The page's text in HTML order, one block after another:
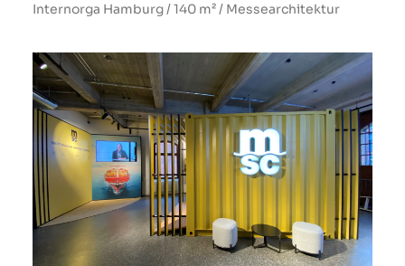
Internorga Hamburg / 140 m² / Messearchitektur